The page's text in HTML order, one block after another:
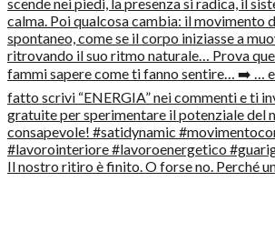
Il nostro ritiro è finito. O forse no. Perché